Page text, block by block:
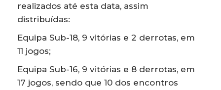
realizados até esta data, assim
distribuídas:
Equipa Sub-18, 9 vitórias e 2 derrotas, em
11 jogos;
Equipa Sub-16, 9 vitórias e 8 derrotas, em
17 jogos, sendo que 10 dos encontros